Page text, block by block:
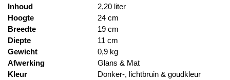
Inhoud
2,20 liter
Hoogte
24 cm
Breedte
19 cm
Diepte
11 cm
Gewicht
0,9 kg
Afwerking
Glans & Mat
Kleur
Donker-, lichtbruin & goudkleur